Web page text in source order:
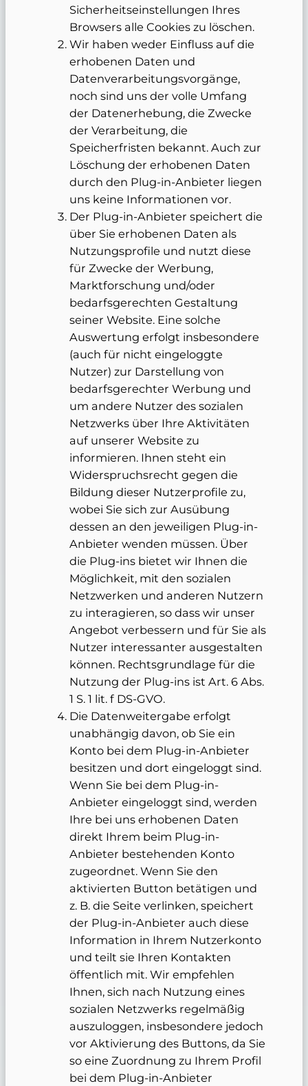
Sicherheitseinstellungen Ihres
Browsers alle Cookies zu löschen.
Wir haben weder Einfluss auf die
erhobenen Daten und
Datenverarbeitungsvorgänge,
noch sind uns der volle Umfang
der Datenerhebung, die Zwecke
der Verarbeitung, die
Speicherfristen bekannt. Auch zur
Löschung der erhobenen Daten
durch den Plug-in-Anbieter liegen
uns keine Informationen vor.
Der Plug-in-Anbieter speichert die
über Sie erhobenen Daten als
Nutzungsprofile und nutzt diese
für Zwecke der Werbung,
Marktforschung und/oder
bedarfsgerechten Gestaltung
seiner Website. Eine solche
Auswertung erfolgt insbesondere
(auch für nicht eingeloggte
Nutzer) zur Darstellung von
bedarfsgerechter Werbung und
um andere Nutzer des sozialen
Netzwerks über Ihre Aktivitäten
auf unserer Website zu
informieren. Ihnen steht ein
Widerspruchsrecht gegen die
Bildung dieser Nutzerprofile zu,
wobei Sie sich zur Ausübung
dessen an den jeweiligen Plug-in-
Anbieter wenden müssen. Über
die Plug-ins bietet wir Ihnen die
Möglichkeit, mit den sozialen
Netzwerken und anderen Nutzern
zu interagieren, so dass wir unser
Angebot verbessern und für Sie als
Nutzer interessanter ausgestalten
können. Rechtsgrundlage für die
Nutzung der Plug-ins ist Art. 6 Abs.
1 S. 1 lit. f DS-GVO.
Die Datenweitergabe erfolgt
unabhängig davon, ob Sie ein
Konto bei dem Plug-in-Anbieter
besitzen und dort eingeloggt sind.
Wenn Sie bei dem Plug-in-
Anbieter eingeloggt sind, werden
Ihre bei uns erhobenen Daten
direkt Ihrem beim Plug-in-
Anbieter bestehenden Konto
zugeordnet. Wenn Sie den
aktivierten Button betätigen und
z. B. die Seite verlinken, speichert
der Plug-in-Anbieter auch diese
Information in Ihrem Nutzerkonto
und teilt sie Ihren Kontakten
öffentlich mit. Wir empfehlen
Ihnen, sich nach Nutzung eines
sozialen Netzwerks regelmäßig
auszuloggen, insbesondere jedoch
vor Aktivierung des Buttons, da Sie
so eine Zuordnung zu Ihrem Profil
bei dem Plug-in-Anbieter